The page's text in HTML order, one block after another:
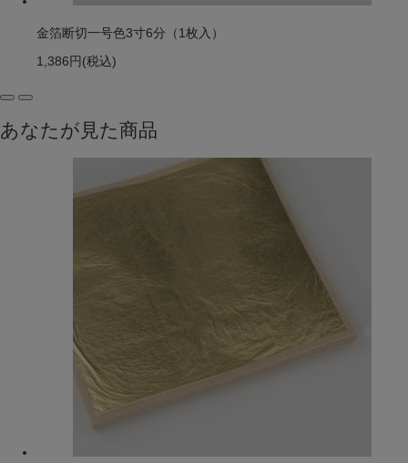
金箔断切一号色3寸6分（1枚入）
1,386円 (税込)
あなたが見た商品